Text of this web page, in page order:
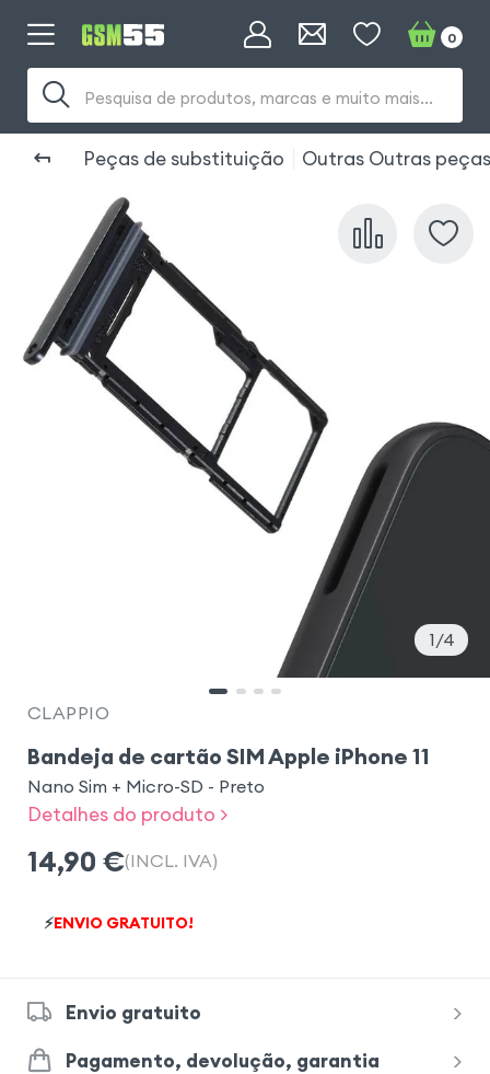
Pesquisa de produtos, marcas e muito mais...
0
Peças de substituição Outras Outras
1 4
CLAPPIO
Bandeja de cartão SIM Apple iPhone 11
Nano Sim + Micro-SD - Preto
Detalhes do produto >
14,90 €(INCL. IVA)
⚡ENVIO GRATUITO!
Envio gratuito
Pagamento, devolução, garantia